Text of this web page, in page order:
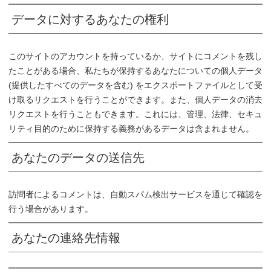
データに対するあなたの権利
このサイトのアカウントを持っているか、サイトにコメントを残し
たことがある場合、私たちが保持するあなたについての個人データ
(提供したすべてのデータを含む) をエクスポートファイルとして受
け取るリクエストを行うことができます。また、個人データの消去
リクエストを行うこともできます。これには、管理、法律、セキュ
リティ目的のために保持する義務があるデータは含まれません。
あなたのデータの送信先
訪問者によるコメントは、自動スパム検出サービスを通じて確認を
行う場合があります。
あなたの連絡先情報